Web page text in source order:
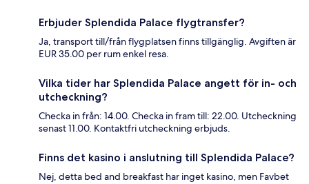
Erbjuder Splendida Palace flygtransfer?
Ja, transport till/från flygplatsen finns tillgänglig. Avgiften är
EUR 35.00 per rum enkel resa.
Vilka tider har Splendida Palace angett för in- och
utcheckning?
Checka in från: 14.00. Checka in fram till: 22.00. Utcheckning
senast 11.00. Kontaktfri utcheckning erbjuds.
Finns det kasino i anslutning till Splendida Palace?
Nej, detta bed and breakfast har inget kasino, men Favbet